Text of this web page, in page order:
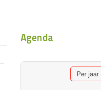
Agenda
Per jaar